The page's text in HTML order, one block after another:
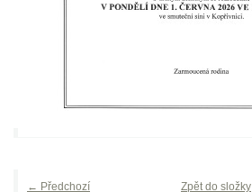
← Předchozí Zpět do složky